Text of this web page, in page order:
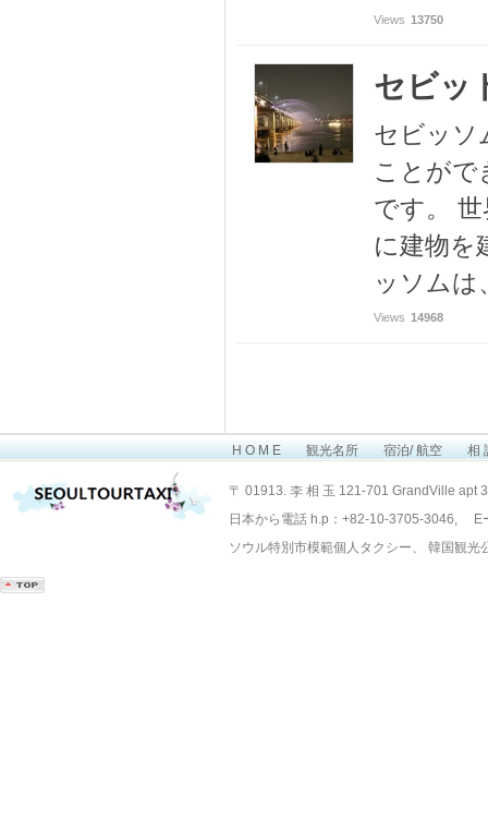
Views 13750
セビッ
セビッソ
ことがで
です。
に建物を
ッソムは
Views 14968
H O M E 観光名所 宿泊/ 航空 相
〒 01913. 李 相 玉 121-701 GrandVille apt
日本から電話 h.p：+82-10-3705-3046, E
ソウル特別市模範個人タクシー、 韓国観